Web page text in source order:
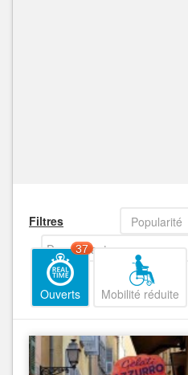
Filtres
Popularité
Decroissant
Ouverts
37
Mobilité réduite